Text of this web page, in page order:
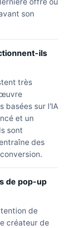
son
ils
très
basées sur l'IA
et un
sont
des
de pop-up
de
créateur de